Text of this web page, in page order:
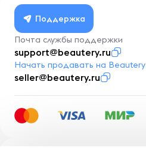
Поддержка
Почта службы поддержки
support@beautery.ru
Начать продавать на Beautery
seller@beautery.ru